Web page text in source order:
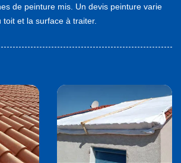
de peinture mis. Un devis peinture varie
toit et la surface à traiter.